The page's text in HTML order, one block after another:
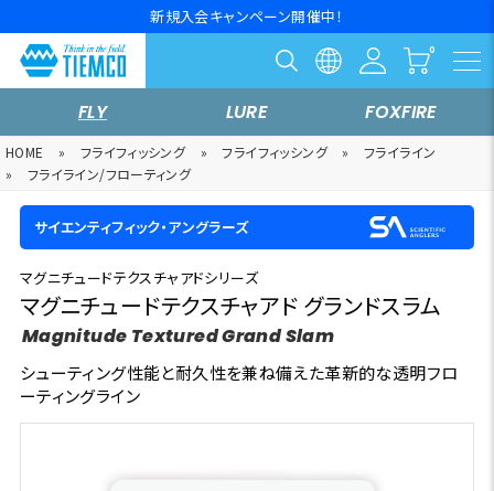
新規入会キャンペーン開催中！
FLY LURE FOXFIRE
HOME » フライフィッシング » フライフィッシング »
フライライン
»
フライライン/フローティング
サイエンティフィック・アングラーズ
マグニチュードテクスチャアドシリーズ
マグニチュードテクスチャアド グランドスラム
Magnitude Textured Grand Slam
シューティング性能と耐久性を兼ね備えた革新的な透明フロ
ーティングライン